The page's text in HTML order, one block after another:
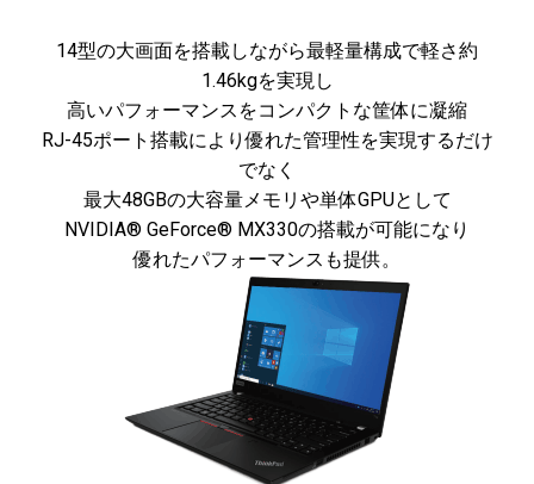
14型の大画面を搭載しながら最軽量構成で軽さ約
1.46kgを実現し
高いパフォーマンスをコンパクトな筐体に凝縮
RJ-45ポート搭載により優れた管理性を実現するだけ
でなく
最大48GBの大容量メモリや単体GPUとして
NVIDIA® GeForce® MX330の搭載が可能になり
優れたパフォーマンスも提供。